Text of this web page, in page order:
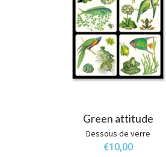
Green attitude
Dessous de verre
€10,00